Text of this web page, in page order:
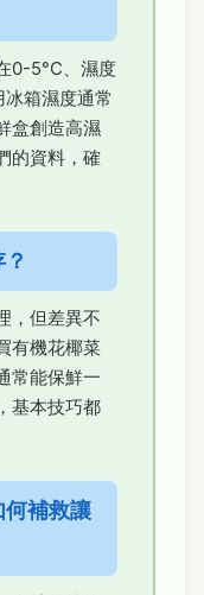
0-5°C、濕度
箱濕度通常
盒創造高濕
的資料，確
，但差異不
有機花椰菜
常能保鮮一
基本技巧都
何補救讓